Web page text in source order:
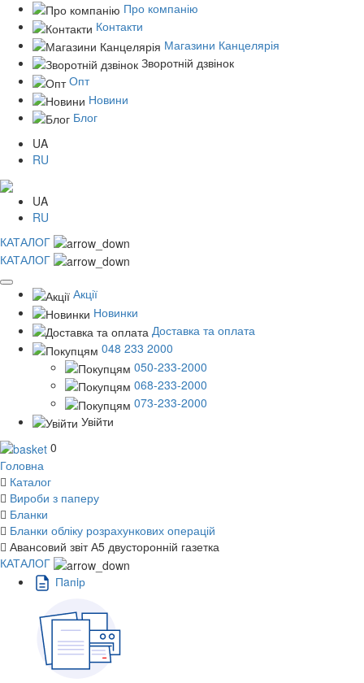
Про компанію
Контакти
Магазини Канцелярія
Зворотній дзвінок
Опт
Новини
Блог
UA
RU
UA
RU
КАТАЛОГ
КАТАЛОГ
Акції
Новинки
Доставка та оплата
048 233 2000
050-233-2000
068-233-2000
073-233-2000
Увійти
0
Головна
Каталог
Вироби з паперу
Бланки
Бланки обліку розрахункових операцій
Авансовий звіт А5 двусторонній газетка
КАТАЛОГ
Пaпiр